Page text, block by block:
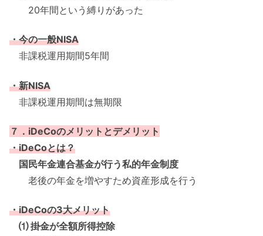
20年間という縛りがあった
・今の一般NISA
非課税運用期間5年間
・新NISA
非課税運用期間は無期限
７．iDeCoのメリットとデメリット
・iDeCoとは？
国民年金連合基金が行う私的年金制度
老後の年金を増やすため資産形成を行う
・iDeCoの3大メリット
⑴ 掛金が全額所得控除